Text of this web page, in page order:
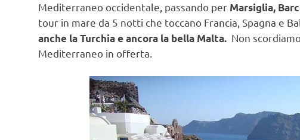
Mediterraneo occidentale, passando per Marsiglia,
tour in mare da 5 notti che toccano Francia, Spagna e
anche la Turchia e ancora la bella Malta. Non
Mediterraneo in offerta.